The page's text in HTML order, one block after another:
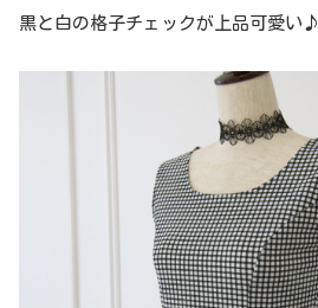
黒と白の格子チェックが上品可愛い♪